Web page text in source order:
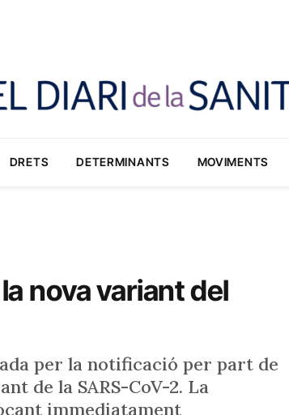
DRETS DETERMINANTS MOVIMENTS
nova variant del
per la notificació per part de
de la SARS-CoV-2. La
immediatament